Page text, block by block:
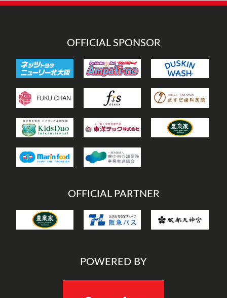
リ
OFFICIAL SPONSOR
OFFICIAL PARTNER
POWERED BY